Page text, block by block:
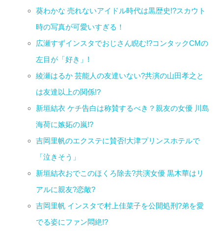
葵わかな 売れないアイドル時代は黒歴史!?スカウト
時の写真が可愛いすぎる！
広瀬すずインスタでおじさん睨む!?コンタックCMの
左目が「好き」!
綾瀬はるか 芸能人の友達いない?共演の山田孝之と
は友達以上の関係!?
新垣結衣 ケチ告白は称賛するべき？親友の女優 川島
海荷に嫉妬の嵐!?
吉岡里帆のエクステに賛否!大津プリンスホテルで
「泣きそう」
新垣結衣おでこのほくろ除去?共演女優 黒木華はリ
アルに親友?恋敵?
吉岡里帆 インスタで村上佳菜子を公開処刑?弟を愛
でる姿にファン悶絶!?